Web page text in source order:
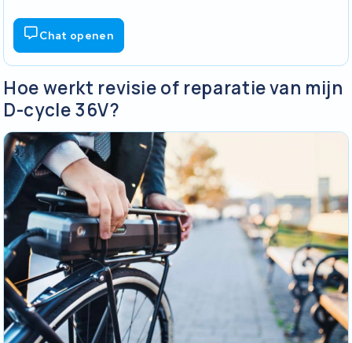
Chat openen
Hoe werkt revisie of reparatie van mijn
D-cycle 36V?